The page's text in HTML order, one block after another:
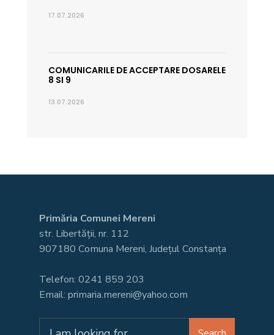
17.07.2026
COMUNICARILE DE ACCEPTARE DOSARELE
8 SI 9
13.07.2026
Primăria Comunei Mereni
str. Libertății, nr. 112
907180 Comuna Mereni, Județul Constanța
Telefon: 0241 859 203
Email: primaria.mereni@yahoo.com